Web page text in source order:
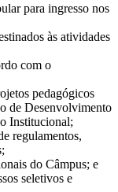
para ingresso nos
às atividades
com o
pedagógicos
de Desenvolvimento
Institucional;
regulamentos,
do Câmpus; e
seletivos e